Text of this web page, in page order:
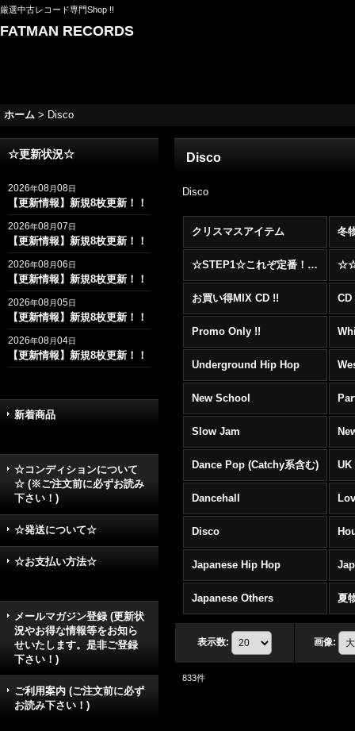
厳選中古レコード専門Shop !!
FATMAN RECORDS
ホーム > Disco
☆更新状況☆
2026年08月08日
【更新情報】新規8枚更新！！
2026年08月07日
【更新情報】新規8枚更新！！
2026年08月06日
【更新情報】新規8枚更新！！
2026年08月05日
【更新情報】新規8枚更新！！
2026年08月04日
【更新情報】新規8枚更新！！
新着商品
☆コンディションについて
☆ (※ご注文前に必ずお読み
下さい！)
☆発送について☆
☆お支払い方法☆
メールマガジン登録 (更新状
況やお得な情報等をお知ら
せいたします。是非ご登録
下さい！)
ご利用案内 (ご注文前に必ず
お読み下さい！)
Disco
Disco
クリスマスアイテム 冬
☆STEP1☆これぞ定番！！まずはここから！2000年代R&BフロアヒットBest 100 !!!
お買い得MIX CD !!
Promo Only !!
Underground Hip Hop
New School
Slow Jam
Dance Pop (Catchy系含む) UK
Dancehall
Disco
Japanese Hip Hop
Japanese Others 夏
表示数: 画像:
833件